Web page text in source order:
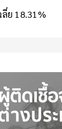
ย 18.31%